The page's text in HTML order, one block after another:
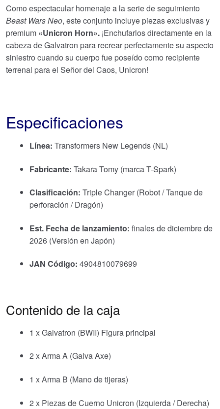
Como espectacular homenaje a la serie de seguimiento
Beast Wars Neo, este conjunto incluye piezas exclusivas y
premium «Unicron Horn». ¡Enchufarlos directamente en la
cabeza de Galvatron para recrear perfectamente su aspecto
siniestro cuando su cuerpo fue poseído como recipiente
terrenal para el Señor del Caos, Unicron!
Especificaciones
Línea: Transformers New Legends (NL)
Fabricante: Takara Tomy (marca T-Spark)
Clasificación: Triple Changer (Robot / Tanque de
perforación / Dragón)
Est. Fecha de lanzamiento: finales de diciembre de
2026 (Versión en Japón)
JAN Código: 4904810079699
Contenido de la caja
1 x Galvatron (BWII) Figura principal
2 x Arma A (Galva Axe)
1 x Arma B (Mano de tijeras)
2 x Piezas de Cuerno Unicron (Izquierda / Derecha)